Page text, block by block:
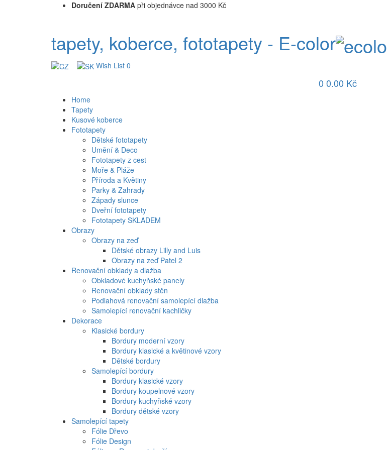
Doručení ZDARMA při objednávce nad 3000 Kč
tapety, koberce, fototapety - E-color
Wish List 0
0 0.00 Kč
Home
Tapety
Kusové koberce
Fototapety
Dětské fototapety
Umění & Deco
Fototapety z cest
Moře & Pláže
Příroda a Květiny
Parky & Zahrady
Západy slunce
Dveřní fototapety
Fototapety SKLADEM
Obrazy
Obrazy na zeď
Dětské obrazy Lilly and Luis
Obrazy na zeď Patel 2
Renovační obklady a dlažba
Obkladové kuchyňské panely
Renovační obklady stěn
Podlahová renovační samolepící dlažba
Samolepící renovační kachličky
Dekorace
Klasické bordury
Bordury moderní vzory
Bordury klasické a květinové vzory
Dětské bordury
Samolepící bordury
Bordury klasické vzory
Bordury koupelnové vzory
Bordury kuchyňské vzory
Bordury dětské vzory
Samolepící tapety
Fólie Dřevo
Fólie Design